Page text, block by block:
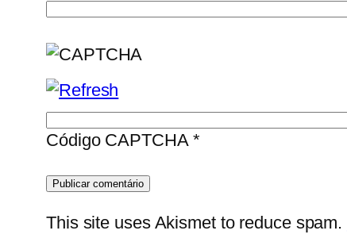
Código CAPTCHA*
This site uses Akismet to reduce spam.